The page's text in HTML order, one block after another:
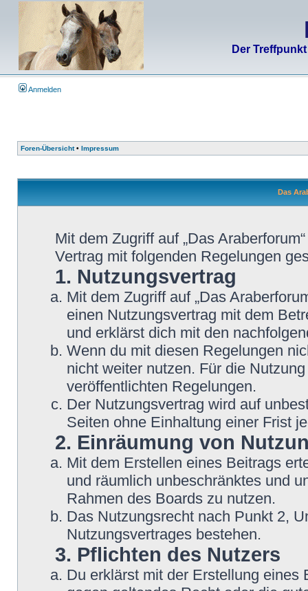
Der
Anmelden
Foren-Übersicht• Impressum
Das
Mit dem Zugriff auf „Das
Vertrag mit folgenden Regelungen
1. Nutzungsvertrag
Mit dem Zugriff auf „Das
einen Nutzungsvertrag mit dem
und erklärst dich mit den
Wenn du mit diesen Regelungen
nicht weiter nutzen. Für die
veröffentlichten Regelungen.
Der Nutzungsvertrag wird auf
Seiten ohne Einhaltung einer Frist
2. Einräumung von
Mit dem Erstellen eines Beitrags
und räumlich unbeschränktes und
Rahmen des Boards zu nutzen.
Das Nutzungsrecht nach Punkt 2,
Nutzungsvertrages bestehen.
3. Pflichten des Nutzers
Du erklärst mit der Erstellung eines